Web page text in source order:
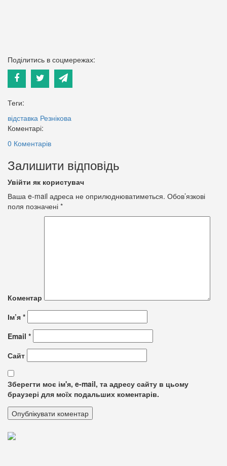
Поділитись в соцмережах:
Теги:
відставка Резнікова
Коментарі:
0 Коментарів
Залишити відповідь
Увійти як користувач
Ваша e-mail адреса не оприлюднюватиметься. Обов’язкові
поля позначені *
Коментар
Ім’я *
Email *
Сайт
Зберегти моє ім'я, e-mail, та адресу сайту в цьому
браузері для моїх подальших коментарів.